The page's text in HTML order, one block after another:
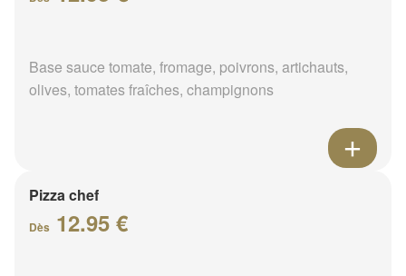
Base sauce tomate, fromage, poivrons, artichauts,
olives, tomates fraîches, champignons
Pizza chef
Dès 12.95 €